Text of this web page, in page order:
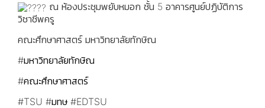
ณ ห้องประชุมพยับหมอก ชั้น 5 อาคารศูนย์ปฏิบัติการ
วิชาชีพครู
คณะศึกษาศาสตร์ มหาวิทยาลัยทักษิณ
#มหาวิทยาลัยทักษิณ
#คณะศึกษาศาสตร์
#TSU #มทษ #EDTSU